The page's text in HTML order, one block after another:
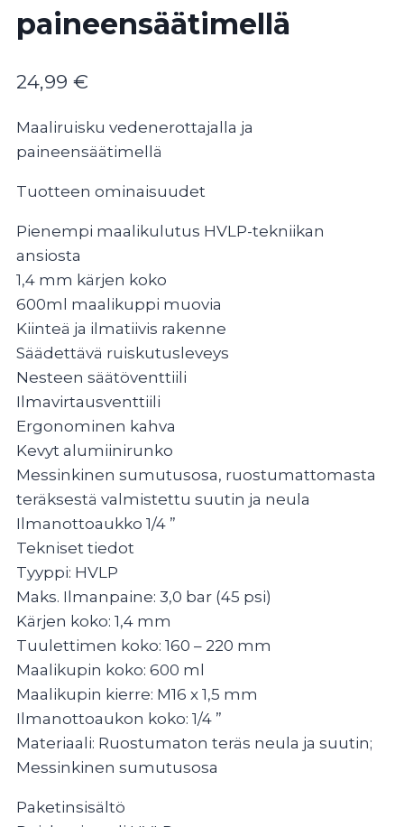
paineensäätimellä
24,99 €
Maaliruisku vedenerottajalla ja
paineensäätimellä
Tuotteen ominaisuudet
Pienempi maalikulutus HVLP-tekniikan
ansiosta
1,4 mm kärjen koko
600ml maalikuppi muovia
Kiinteä ja ilmatiivis rakenne
Säädettävä ruiskutusleveys
Nesteen säätöventtiili
Ilmavirtausventtiili
Ergonominen kahva
Kevyt alumiinirunko
Messinkinen sumutusosa, ruostumattomasta
teräksestä valmistettu suutin ja neula
Ilmanottoaukko 1/4 ”
Tekniset tiedot
Tyyppi: HVLP
Maks. Ilmanpaine: 3,0 bar (45 psi)
Kärjen koko: 1,4 mm
Tuulettimen koko: 160 – 220 mm
Maalikupin koko: 600 ml
Maalikupin kierre: M16 x 1,5 mm
Ilmanottoaukon koko: 1/4 ”
Materiaali: Ruostumaton teräs neula ja suutin;
Messinkinen sumutusosa
Paketinsisältö